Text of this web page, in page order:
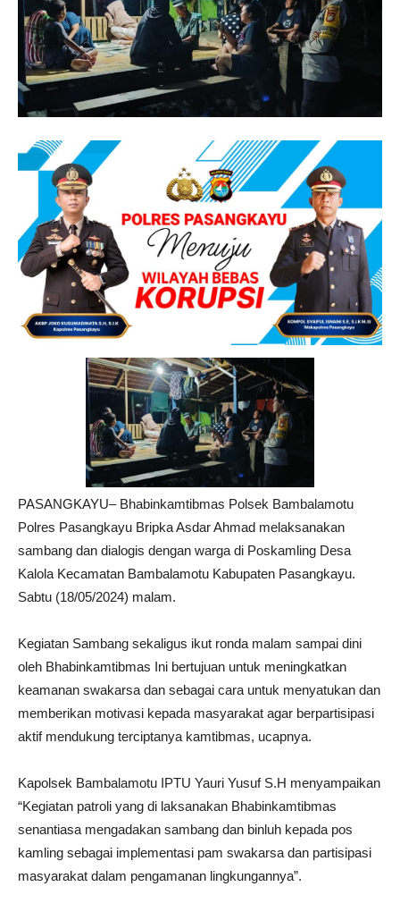
PASANGKAYU– Bhabinkamtibmas Polsek Bambalamotu
Polres Pasangkayu Bripka Asdar Ahmad melaksanakan
sambang dan dialogis dengan warga di Poskamling Desa
Kalola Kecamatan Bambalamotu Kabupaten Pasangkayu.
Sabtu (18/05/2024) malam.
Kegiatan Sambang sekaligus ikut ronda malam sampai dini
oleh Bhabinkamtibmas Ini bertujuan untuk meningkatkan
keamanan swakarsa dan sebagai cara untuk menyatukan dan
memberikan motivasi kepada masyarakat agar berpartisipasi
aktif mendukung terciptanya kamtibmas, ucapnya.
Kapolsek Bambalamotu IPTU Yauri Yusuf S.H menyampaikan
“Kegiatan patroli yang di laksanakan Bhabinkamtibmas
senantiasa mengadakan sambang dan binluh kepada pos
kamling sebagai implementasi pam swakarsa dan partisipasi
masyarakat dalam pengamanan lingkungannya”.